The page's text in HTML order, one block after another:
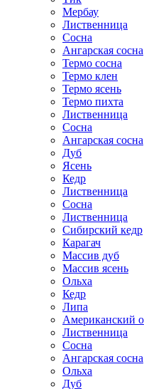
Мербау
Лиственница
Сосна
Ангарская сосна
Термо сосна
Термо клен
Термо ясень
Термо пихта
Лиственница
Сосна
Ангарская сосна
Дуб
Ясень
Кедр
Лиственница
Сосна
Лиственница
Сибирский кедр
Карагач
Массив дуб
Массив ясень
Ольха
Кедр
Липа
Американский
Лиственница
Сосна
Ангарская сосна
Ольха
Дуб